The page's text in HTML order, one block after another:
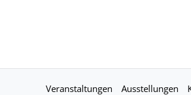
Veranstaltungen Ausstellungen